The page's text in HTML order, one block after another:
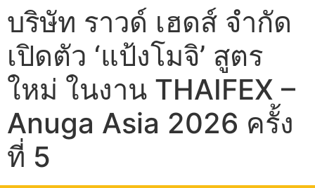
บริษัท ราวด์ เฮดส์ จำกัด
เปิดตัว ‘แป้งโมจิ’ สูตร
ใหม่ ในงาน THAIFEX –
Anuga Asia 2026 ครั้ง
ที่ 5